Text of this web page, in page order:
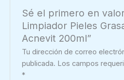
Sé el primero en
Limpiador Pieles
Acnevit 200ml”
Tu dirección de correo
publicada. Los campos
*